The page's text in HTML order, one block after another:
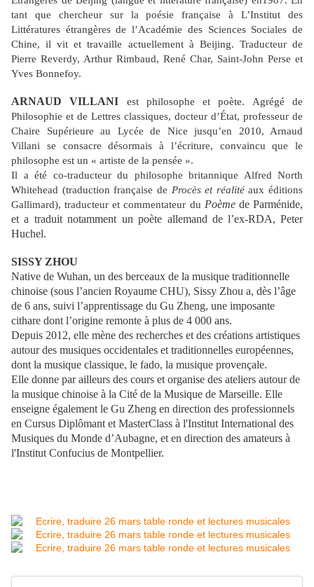
tant que chercheur sur la poésie française à L’Institut des
Littératures étrangères de l’Académie des Sciences Sociales de
Chine, il vit et travaille actuellement à Beijing. Traducteur de
Pierre Reverdy, Arthur Rimbaud, René Char, Saint-John Perse et
Yves Bonnefoy.
ARNAUD VILLANI est philosophe et poète. Agrégé de
Philosophie et de Lettres classiques, docteur d’État, professeur de
Chaire Supérieure au Lycée de Nice jusqu’en 2010, Arnaud
Villani se consacre désormais à l’écriture, convaincu que le
philosophe est un « artiste de la pensée ».
Il a été co-traducteur du philosophe britannique Alfred North
Whitehead (traduction française de Procès et réalitéaux éditions
Gallimard), traducteur et commentateur du Poèmede Parménide,
et a traduit notamment un poète allemand de l’ex-RDA, Peter
Huchel.
SISSY ZHOU
Native de Wuhan, un des berceaux de la musique traditionnelle
chinoise (sous l’ancien Royaume CHU), Sissy Zhou a, dès l’âge
de 6 ans, suivi l’apprentissage du Gu Zheng, une imposante
cithare dont l’origine remonte à plus de 4 000 ans.
Depuis 2012, elle mène des recherches et des créations artistiques
autour des musiques occidentales et traditionnelles européennes,
dont la musique classique, le fado, la musique provençale.
Elle donne par ailleurs des cours et organise des ateliers autour de
la musique chinoise à la Cité de la Musique de Marseille. Elle
enseigne également le Gu Zheng en direction des professionnels
en Cursus Diplômant et MasterClass à l'Institut International des
Musiques du Monde d’Aubagne, et en direction des amateurs à
l'Institut Confucius de Montpellier.